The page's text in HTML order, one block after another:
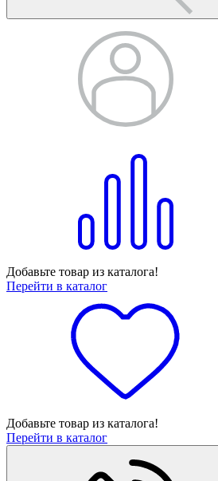
Добавьте товар из каталога!
Перейти в каталог
Добавьте товар из каталога!
Перейти в каталог